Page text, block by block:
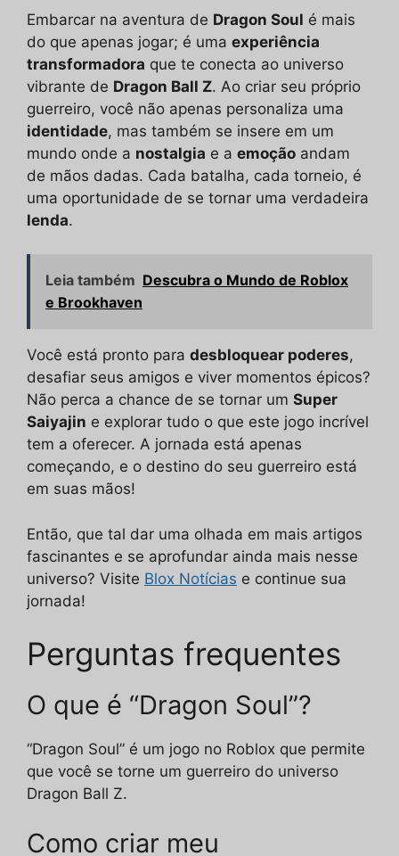
Embarcar na aventura de Dragon Soul é mais
do que apenas jogar; é uma experiência
transformadora que te conecta ao universo
vibrante de Dragon Ball Z. Ao criar seu próprio
guerreiro, você não apenas personaliza uma
identidade, mas também se insere em um
mundo onde a nostalgia e a emoção andam
de mãos dadas. Cada batalha, cada torneio, é
uma oportunidade de se tornar uma verdadeira
lenda.
Leia também Descubra o Mundo de Roblox
e Brookhaven
Você está pronto para desbloquear poderes,
desafiar seus amigos e viver momentos épicos?
Não perca a chance de se tornar um Super
Saiyajin e explorar tudo o que este jogo incrível
tem a oferecer. A jornada está apenas
começando, e o destino do seu guerreiro está
em suas mãos!
Então, que tal dar uma olhada em mais artigos
fascinantes e se aprofundar ainda mais nesse
universo? Visite Blox Notícias e continue sua
jornada!
Perguntas frequentes
O que é “Dragon Soul”?
“Dragon Soul” é um jogo no Roblox que permite
que você se torne um guerreiro do universo
Dragon Ball Z.
Como criar meu